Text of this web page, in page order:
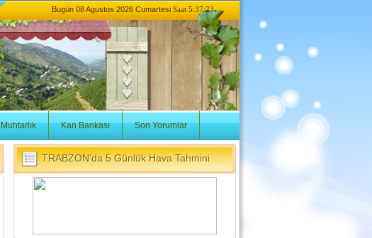
Bugün 08 Agustos 2026 Cumartesi Saat 5:37:23
Muhtarlık Kan Bankası Son Yorumlar
TRABZON'da 5 Günlük Hava Tahmini